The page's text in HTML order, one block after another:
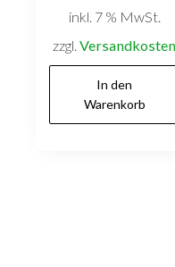
inkl. 7 % MwSt.
zzgl.Versandkosten
In den
Warenkorb